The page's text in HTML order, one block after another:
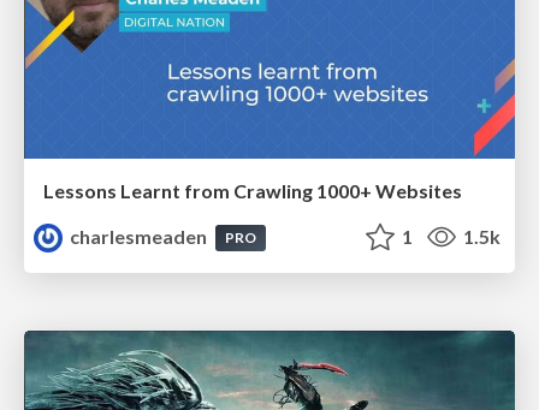
Lessons Learnt from Crawling 1000+ Websites
charlesmeaden
PRO 1 1.5k